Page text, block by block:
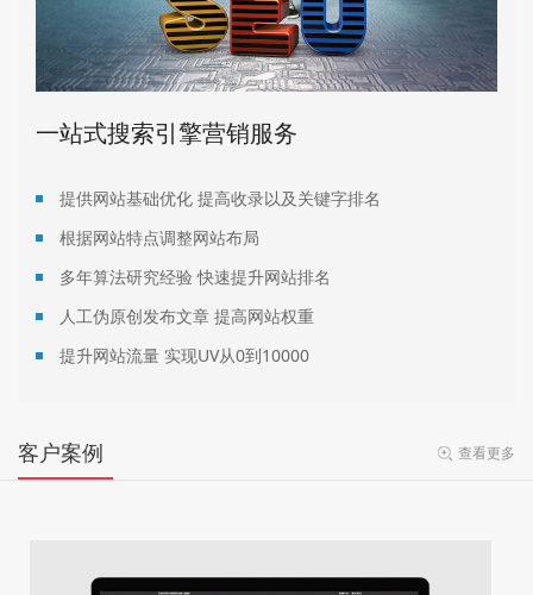
一站式搜索引擎营销服务
提供网站基础优化 提高收录以及关键字排名
根据网站特点调整网站布局
多年算法研究经验 快速提升网站排名
人工伪原创发布文章 提高网站权重
提升网站流量 实现UV从0到10000
客户案例 查看更多